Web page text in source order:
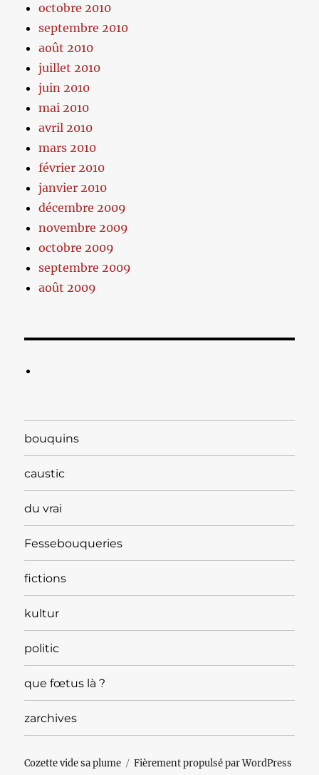
octobre 2010
septembre 2010
août 2010
juillet 2010
juin 2010
mai 2010
avril 2010
mars 2010
février 2010
janvier 2010
décembre 2009
novembre 2009
octobre 2009
septembre 2009
août 2009
bouquins
caustic
du vrai
Fessebouqueries
fictions
kultur
politic
que fœtus là ?
zarchives
Cozette vide sa plume Fièrement propulsé par WordPress